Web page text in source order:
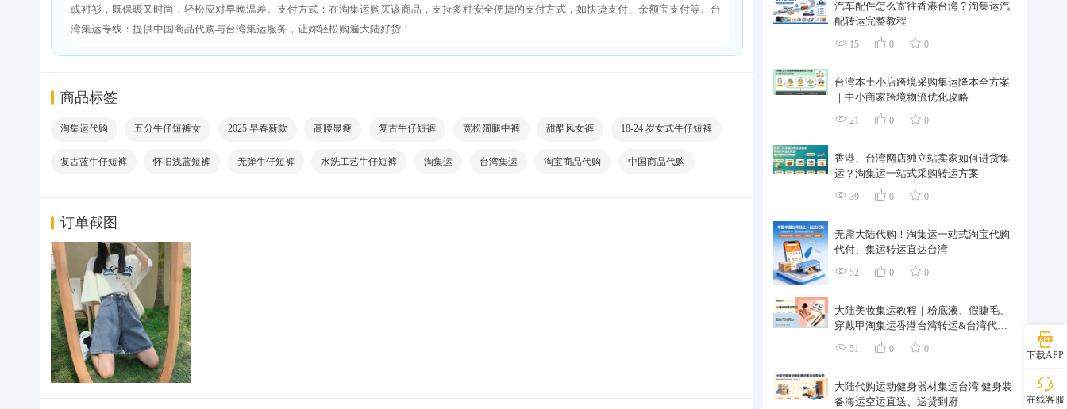
或衬衫，既保暖又时尚，轻松应对早晚温差。​ 支付方式：在淘集运购买该商品，支持多种安全便捷的支付方式，如快捷支付、余额宝支付等。台
湾集运专线：提供中国商品代购与台湾集运服务，让妳轻松购遍大陆好货！
商品标签
淘集运代购 五分牛仔短裤女 2025 早春新款 高腰显瘦 复古牛仔短裤 宽松阔腿中裤 甜酷风女裤 18-24 岁女式牛仔短裤
复古蓝牛仔短裤 怀旧浅蓝短裤 无弹牛仔短裤 水洗工艺牛仔短裤 淘集运 台湾集运 淘宝商品代购 中国商品代购
订单截图
汽车配件怎么寄往香港台湾？淘集运汽
配转运完整教程
15 0 0
台湾本土小店跨境采购集运降本全方案
｜中小商家跨境物流优化攻略
21 0 0
香港、台湾网店独立站卖家如何进货集
运？淘集运一站式采购转运方案
39 0 0
无需大陆代购！淘集运一站式淘宝代购
代付、集运转运直达台湾
52 0 0
大陆美妆集运教程｜粉底液、假睫毛、
穿戴甲淘集运香港台湾转运&台湾代购
51 0 0
大陆代购运动健身器材集运台湾|健身装
备海运空运直送、送货到府
下载APP
在线客服